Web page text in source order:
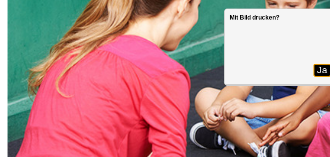
Mit Bild drucken?
Ja